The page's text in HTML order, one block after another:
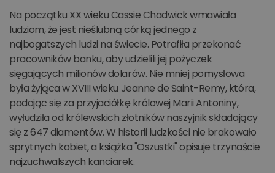
Na początku XX wieku Cassie Chadwick wmawiała
ludziom, że jest nieślubną córką jednego z
najbogatszych ludzi na świecie. Potrafiła przekonać
pracowników banku, aby udzielili jej pożyczek
sięgających milionów dolarów. Nie mniej pomysłowa
była żyjąca w XVIII wieku Jeanne de Saint-Remy, która,
podając się za przyjaciółkę królowej Marii Antoniny,
wyłudziła od królewskich złotników naszyjnik składający
się z 647 diamentów. W historii ludzkości nie brakowało
sprytnych kobiet, a książka "Oszustki" opisuje trzynaście
najzuchwalszych kanciarek.